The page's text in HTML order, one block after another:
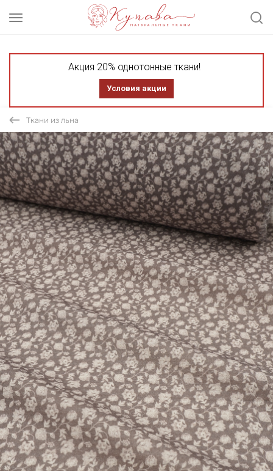
Акция 20% однотонные ткани!
Условия акции
Ткани из льна